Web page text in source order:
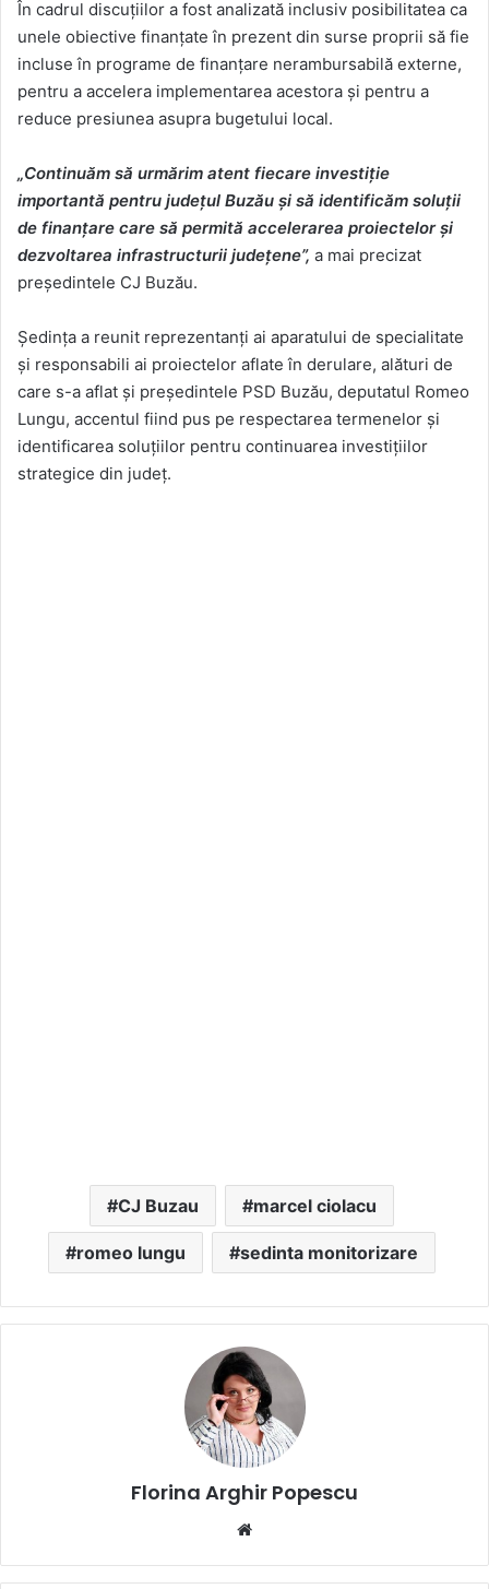
În cadrul discuțiilor a fost analizată inclusiv posibilitatea ca
unele obiective finanțate în prezent din surse proprii să fie
incluse în programe de finanțare nerambursabilă externe,
pentru a accelera implementarea acestora și pentru a
reduce presiunea asupra bugetului local.
„Continuăm să urmărim atent fiecare investiție
importantă pentru județul Buzău și să identificăm soluții
de finanțare care să permită accelerarea proiectelor și
dezvoltarea infrastructurii județene”, a mai precizat
președintele CJ Buzău.
Ședința a reunit reprezentanți ai aparatului de specialitate
și responsabili ai proiectelor aflate în derulare, alături de
care s-a aflat și președintele PSD Buzău, deputatul Romeo
Lungu, accentul fiind pus pe respectarea termenelor și
identificarea soluțiilor pentru continuarea investițiilor
strategice din județ.
CJ Buzau marcel ciolacu
romeo lungu sedinta monitorizare
Florina Arghir Popescu